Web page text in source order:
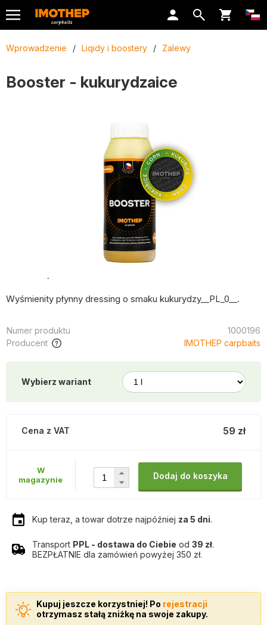
Wprowadzenie / Liqidy i boostery / Zalewy
Booster - kukurydzaice
Wyśmienity płynny dressing o smaku kukurydzy__PL_0__.
Numer produktu
1000196
Producent
IMOTHEP carpbaits
Wybierz wariant
59 zł
Cena z VAT
W
magazynie
Dodaj do koszyka
Kup teraz, a towar dotrze najpóźniej za 5 dni.
Transport PPL - dostawa do Ciebie od 39 zł.
BEZPŁATNIE dla zamówień powyżej 350 zł.
Kupuj jeszcze korzystniej! Po rejestracji
otrzymasz stałą zniżkę na swoje zakupy.